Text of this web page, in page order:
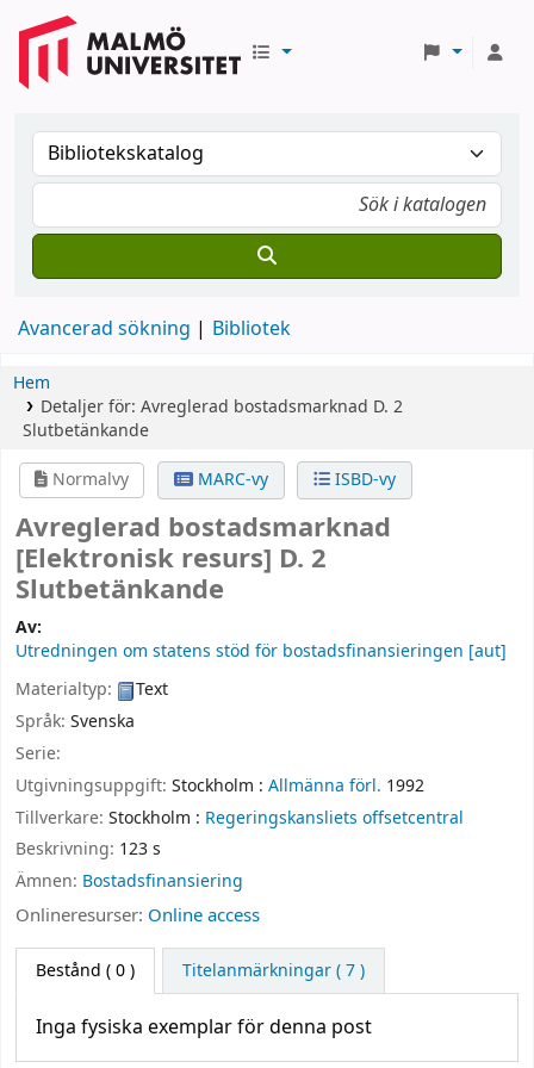
Avancerad sökning Bibliotek
Hem
Detaljer för: Avreglerad bostadsmarknad D. 2
Slutbetänkande
Normalvy
MARC-vy ISBD-vy
Avreglerad bostadsmarknad
[Elektronisk resurs] D. 2
Slutbetänkande
Av:
Utredningen om statens stöd för bostadsfinansieringen [aut]
Materialtyp:
Text
Språk: Svenska
Serie:
Utgivningsuppgift: Stockholm : Allmänna förl. 1992
Tillverkare: Stockholm : Regeringskansliets offsetcentral
Beskrivning: 123 s
Ämnen: Bostadsfinansiering
Onlineresurser: Online access
Bestånd ( 0 ) Titelanmärkningar ( 7 )
Inga fysiska exemplar för denna post